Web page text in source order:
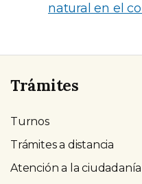
natural en el
Trámites
Turnos
Trámites a distancia
Atención a la ciudadanía